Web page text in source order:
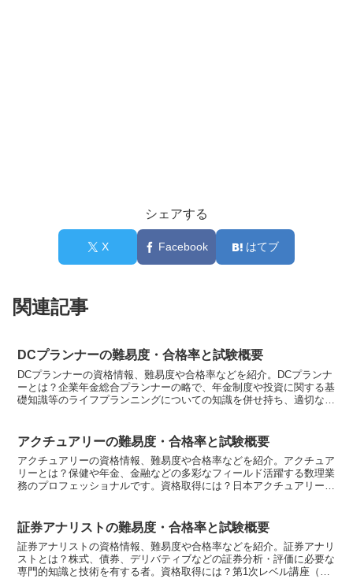
シェアする
X Facebook はてブ
関連記事
DCプランナーの難易度・合格率と試験概要
DCプランナーの資格情報、難易度や合格率などを紹介。DCプランナ
ーとは？企業年金総合プランナーの略で、年金制度や投資に関する基
礎知識等のライフプランニングについての知識を併せ持ち、適切な情
アクチュアリーの難易度・合格率と試験概要
アクチュアリーの資格情報、難易度や合格率などを紹介。アクチュア
リーとは？保健や年金、金融などの多彩なフィールド活躍する数理業
務のプロフェッショナルです。資格取得には？日本アクチュアリー会
証券アナリストの難易度・合格率と試験概要
証券アナリストの資格情報、難易度や合格率などを紹介。証券アナリ
ストとは？株式、債券、デリバティブなどの証券分析・評価に必要な
専門的知識と技術を有する者。資格取得には？第1次レベル講座（通